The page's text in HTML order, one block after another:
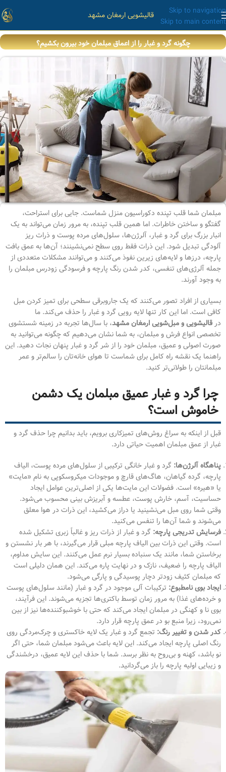
Skip to navigation
Skip to main content
قالیشویی ارمغان مشهد
چگونه گرد و غبار را از اعماق مبلمان خود بیرون بکشیم؟
مبلمان شما قلب تپنده دکوراسیون منزل شماست. جایی برای استراحت،
گفتگو و ساختن خاطرات. اما همین قلب تپنده، به مرور زمان می‌تواند به یک
انبار بزرگ برای گرد و غبار، آلرژن‌ها، سلول‌های مرده پوست و ذرات ریز
آلودگی تبدیل شود. این ذرات فقط روی سطح نمی‌نشینند؛ آن‌ها به عمق بافت
پارچه، درزها و لایه‌های زیرین نفوذ می‌کنند و می‌توانند مشکلات متعددی از
جمله آلرژی‌های تنفسی، کدر شدن رنگ پارچه و فرسودگی زودرس مبلمان را
به وجود آورند.
بسیاری از افراد تصور می‌کنند که یک جاروبرقی سطحی برای تمیز کردن مبل
کافی است. اما این کار تنها لایه رویی گرد و غبار را حذف می‌کند. ما
در قالیشویی و مبل‌شویی ارمغان مشهد، با سال‌ها تجربه در زمینه شستشوی
تخصصی انواع فرش و مبلمان، به شما نشان می‌دهیم که چگونه می‌توانید به
صورت اصولی و عمیق، مبلمان خود را از شر گرد و غبار پنهان نجات دهید. این
راهنما یک نقشه راه کامل برای شماست تا هوای خانه‌تان را سالم‌تر و عمر
مبلمانتان را طولانی‌تر کنید.
چرا گرد و غبار عمیق مبلمان یک دشمن
خاموش است؟
قبل از اینکه به سراغ روش‌های تمیزکاری برویم، باید بدانیم چرا حذف گرد و
غبار از عمق مبلمان اهمیت حیاتی دارد.
پناهگاه آلرژن‌ها: گرد و غبار خانگی ترکیبی از سلول‌های مرده پوست، الیاف
پارچه، گرده گیاهان، هاگ‌های قارچ و موجودات میکروسکوپی به نام «مایت»
یا «هیره» است. فضولات این مایت‌ها یکی از اصلی‌ترین عوامل ایجاد
حساسیت، آسم، خارش پوست، عطسه و آبریزش بینی محسوب می‌شود.
وقتی شما روی مبل می‌نشینید یا دراز می‌کشید، این ذرات در هوا معلق
می‌شوند و شما آن‌ها را تنفس می‌کنید.
فرسایش تدریجی پارچه: گرد و غبار از ذرات ریز و غالباً زبری تشکیل شده
است. وقتی این ذرات بین الیاف پارچه مبلی قرار می‌گیرند، با هر بار نشستن و
برخاستن شما، مانند یک سنباده بسیار نرم عمل می‌کنند. این سایش مداوم،
الیاف پارچه را ضعیف، نازک و در نهایت پاره می‌کند. این همان دلیلی است
که مبلمان کثیف زودتر دچار پوسیدگی و پارگی می‌شود.
ایجاد بوی نامطبوع: ترکیبات آلی موجود در گرد و غبار (مانند سلول‌های پوست
و خرده‌های غذا) به مرور زمان توسط باکتری‌ها تجزیه می‌شوند. این فرآیند،
بوی نا و کهنگی در مبلمان ایجاد می‌کند که حتی با خوشبوکننده‌ها نیز از بین
نمی‌رود، زیرا منبع بو در عمق پارچه قرار دارد.
کدر شدن و تغییر رنگ: تجمع گرد و غبار یک لایه خاکستری و چرک‌مردگی روی
رنگ اصلی پارچه ایجاد می‌کند. این لایه باعث می‌شود مبلمان شما، حتی اگر
نو باشد، کهنه و بی‌روح به نظر برسد. شما با حذف این لایه عمیق، درخشندگی
و زیبایی اولیه پارچه را باز می‌گردانید.